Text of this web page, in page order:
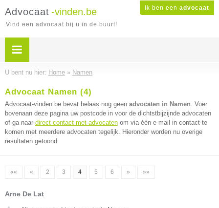
Ik ben een advocaat
Advocaat -vinden.be
Vind een advocaat bij u in de buurt!
U bent nu hier: Home » Namen
Advocaat Namen (4)
Advocaat-vinden.be bevat helaas nog geen advocaten in Namen. Voer
bovenaan deze pagina uw postcode in voor de dichtstbijzijnde advocaten
of ga naar direct contact met advocaten om via één e-mail in contact te
komen met meerdere advocaten tegelijk. Hieronder worden nu overige
resultaten getoond.
«« « 2 3 4 5 6 » »»
Arne De Lat